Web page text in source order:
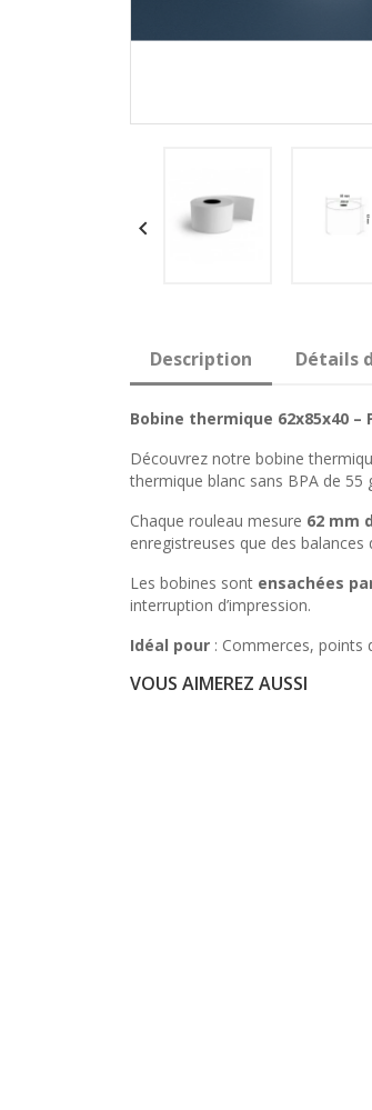

Description Détails
Bobine thermique 62x85x40 –
Découvrez notre bobine
thermique blanc sans BPA de
Chaque rouleau mesure 62 mm
enregistreuses que des balances
Les bobines sont ensachées
interruption d’impression.
Idéal pour : Commerces, points
VOUS AIMEREZ AUSSI